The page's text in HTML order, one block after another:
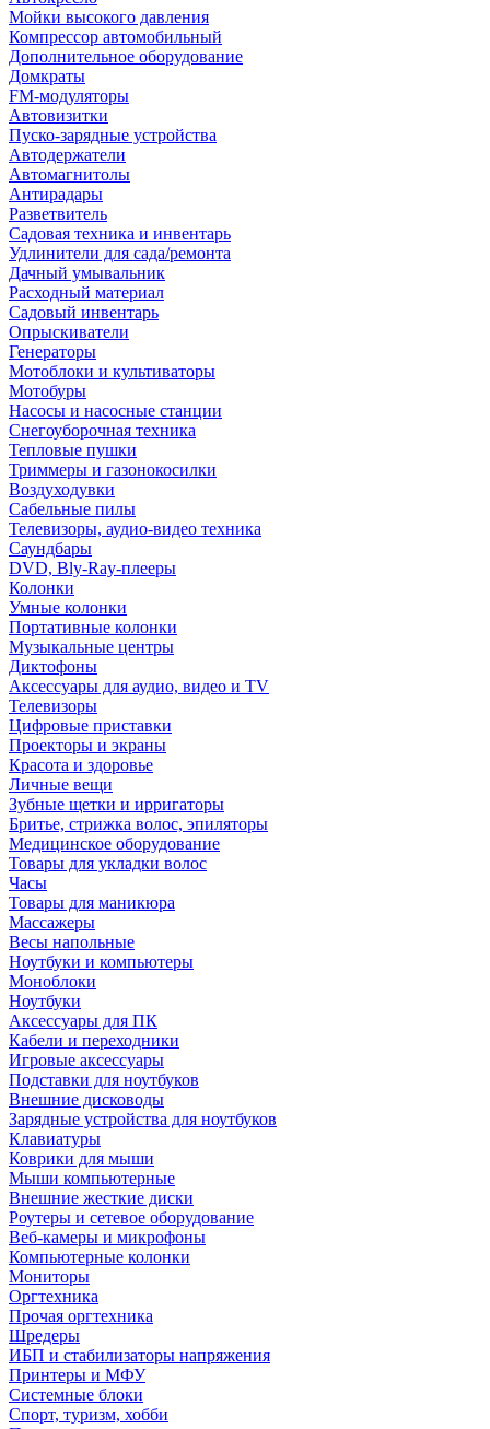
Мойки высокого давления
Компрессор автомобильный
Дополнительное оборудование
Домкраты
FM-модуляторы
Автовизитки
Пуско-зарядные устройства
Автодержатели
Автомагнитолы
Антирадары
Разветвитель
Садовая техника и инвентарь
Удлинители для сада/ремонта
Дачный умывальник
Расходный материал
Садовый инвентарь
Опрыскиватели
Генераторы
Мотоблоки и культиваторы
Мотобуры
Насосы и насосные станции
Снегоуборочная техника
Тепловые пушки
Триммеры и газонокосилки
Воздуходувки
Сабельные пилы
Телевизоры, аудио-видео техника
Саундбары
DVD, Bly-Ray-плееры
Колонки
Умные колонки
Портативные колонки
Музыкальные центры
Диктофоны
Аксессуары для аудио, видео и TV
Телевизоры
Цифровые приставки
Проекторы и экраны
Красота и здоровье
Личные вещи
Зубные щетки и ирригаторы
Бритье, стрижка волос, эпиляторы
Медицинское оборудование
Товары для укладки волос
Часы
Товары для маникюра
Массажеры
Весы напольные
Ноутбуки и компьютеры
Моноблоки
Ноутбуки
Аксессуары для ПК
Кабели и переходники
Игровые аксессуары
Подставки для ноутбуков
Внешние дисководы
Зарядные устройства для ноутбуков
Клавиатуры
Коврики для мыши
Мыши компьютерные
Внешние жесткие диски
Роутеры и сетевое оборудование
Веб-камеры и микрофоны
Компьютерные колонки
Мониторы
Оргтехника
Прочая оргтехника
Шредеры
ИБП и стабилизаторы напряжения
Принтеры и МФУ
Системные блоки
Спорт, туризм, хобби